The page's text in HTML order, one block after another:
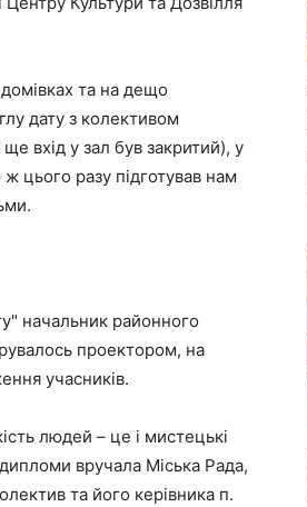
та на дещо
дату з колективом
вхід у зал був закритий), у
цього разу підготував нам
начальник районного
проектором, на
учасників.
людей – це і мистецькі
вручала Міська Рада,
та його керівника п.